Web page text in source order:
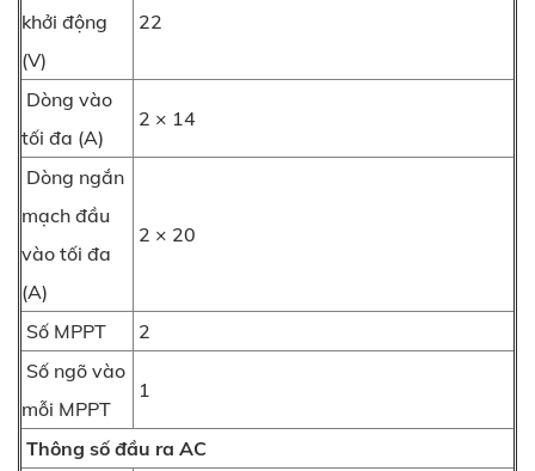
khởi động
(V)
22
Dòng vào
tối đa (A)
2 × 14
Dòng ngắn
mạch đầu
vào tối đa
(A)
2 × 20
Số MPPT
2
Số ngõ vào
mỗi MPPT
1
Thông số đầu ra AC